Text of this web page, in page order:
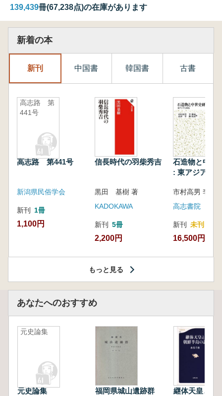
139,439冊(67,238点)の在庫があります
新着の本
新刊 中国書 韓国書 古書
高志路 第
441号
高志路 第441号
新潟県民俗学会
新刊 1冊
1,100円
信長時代の羽柴秀吉
黒田 基樹 著
KADOKAWA
新刊 5冊
2,200円
石造物と中世
: 東アジアと
高志書院
新刊 未刊
16,500円
もっと見る
あなたへのおすすめ
元史論集
元史論集
福岡県城山遺跡群
継体天皇と朝